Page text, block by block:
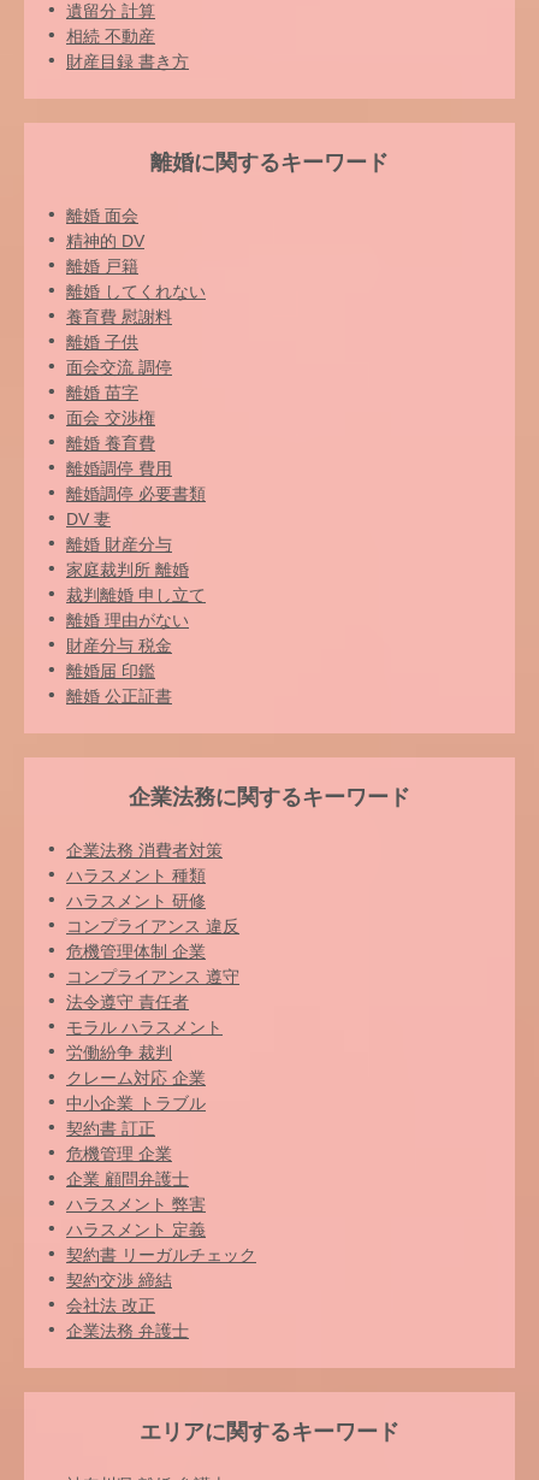
遺留分 計算
相続 不動産
財産目録 書き方
離婚に関するキーワード
離婚 面会
精神的 DV
離婚 戸籍
離婚 してくれない
養育費 慰謝料
離婚 子供
面会交流 調停
離婚 苗字
面会 交渉権
離婚 養育費
離婚調停 費用
離婚調停 必要書類
DV 妻
離婚 財産分与
家庭裁判所 離婚
裁判離婚 申し立て
離婚 理由がない
財産分与 税金
離婚届 印鑑
離婚 公正証書
企業法務に関するキーワード
企業法務 消費者対策
ハラスメント 種類
ハラスメント 研修
コンプライアンス 違反
危機管理体制 企業
コンプライアンス 遵守
法令遵守 責任者
モラル ハラスメント
労働紛争 裁判
クレーム対応 企業
中小企業 トラブル
契約書 訂正
危機管理 企業
企業 顧問弁護士
ハラスメント 弊害
ハラスメント 定義
契約書 リーガルチェック
契約交渉 締結
会社法 改正
企業法務 弁護士
エリアに関するキーワード